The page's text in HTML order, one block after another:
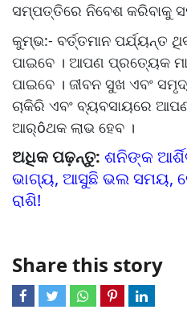
ସମ୍ପତ୍ତିରେ ନିବେଶ କରିବାକୁ
କୁମ୍ଭ:- ବର୍ତ୍ତମାନ ପର୍ଯ୍ୟନ୍ତ
ପାଇବେ । ଆପଣ ପ୍ରତ୍ୟେକ
ପାଇବେ । ଜୀବନ ସୁଖ ଏବଂ
ଚାକିରି ଏବଂ ବ୍ୟବସାୟରେ
ଆର୍ôଥକ ଲାଭ ହେବ ।
ଅଧିକ ପଢ଼ନ୍ତୁ: ଶନିଙ୍କ
ଭାଗ୍ୟ, ଆସୁଛି ଭଲ ସମୟ,
ରାଶି!
Share this story